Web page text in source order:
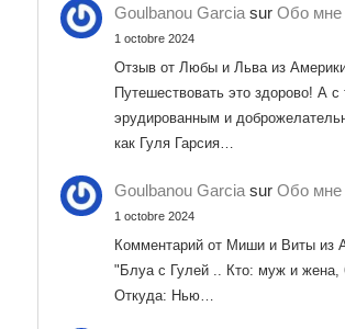
Goulbanou Garcia surОбо мне
1 octobre 2024
Отзыв от Любы и Льва из
Путешествовать это здорово! А с
эрудированным и
как Гуля Гарсия…
Goulbanou Garcia surОбо мне
1 octobre 2024
Комментарий от Миши и Виты из
"Блуа с Гулей .. Кто: муж и жена,
Откуда: Нью…